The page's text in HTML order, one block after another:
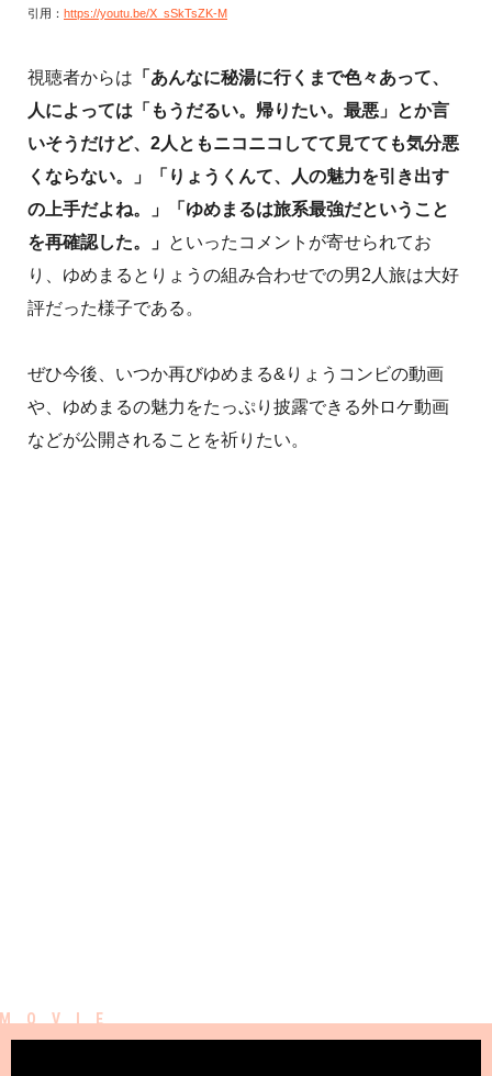
引用： https://youtu.be/X_sSkTsZK-M
視聴者からは 「あんなに秘湯に行くまで色々あって、
人によっては「もうだるい。帰りたい。最悪」とか言
いそうだけど、2人ともニコニコしてて見てても気分悪
くならない。」「りょうくんて、人の魅力を引き出す
の上手だよね。」「ゆめまるは旅系最強だということ
を再確認した。」 といったコメントが寄せられてお
り、ゆめまるとりょうの組み合わせでの男2人旅は大好
評だった様子である。
ぜひ今後、いつか再びゆめまる&りょうコンビの動画
や、ゆめまるの魅力をたっぷり披露できる外ロケ動画
などが公開されることを祈りたい。